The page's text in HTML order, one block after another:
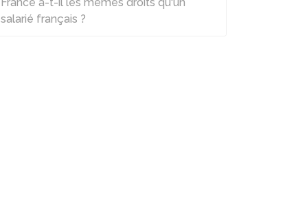
salarié français ?